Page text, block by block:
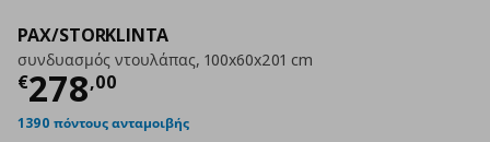
PAX/STORKLINTA
συνδυασμός ντουλάπας, 100x60x201 cm
€278,00
Τρέχουσα τιμή
1390 πόντους ανταμοιβής